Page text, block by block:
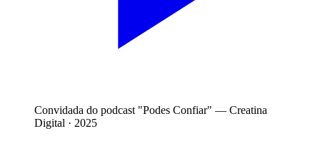
Convidada do podcast "Podes Confiar" — Creatina
Digital · 2025